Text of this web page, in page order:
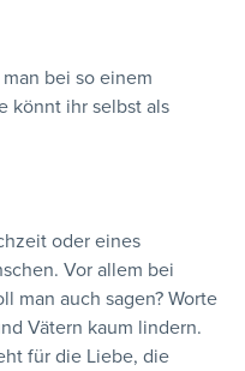
bei so einem
könnt ihr selbst als
oder eines
Vor allem bei
man auch sagen? Worte
Vätern kaum lindern.
für die Liebe, die